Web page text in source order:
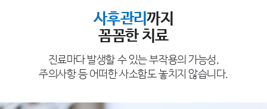
사후관리까지
꼼꼼한 치료
진료마다 발생할 수 있는 부작용의 가능성,
주의사항 등 어떠한 사소함도 놓치지 않습니다.